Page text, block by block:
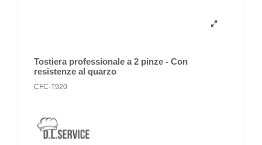
Tostiera professionale a 2 pinze - Con
resistenze al quarzo
CFC-T920